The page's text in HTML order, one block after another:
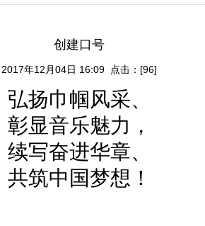
创建口号
2017年12月04日 16:09 点击：[96]
弘扬巾帼风采、
彰显音乐魅力，
续写奋进华章、
共筑中国梦想！